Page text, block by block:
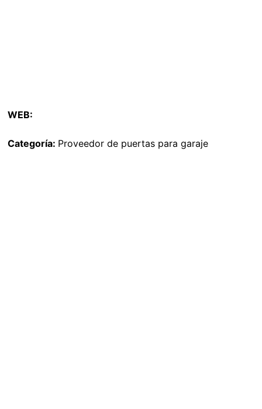
WEB:
Categoría: Proveedor de puertas para garaje